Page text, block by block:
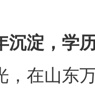
沉淀，学
，在山东